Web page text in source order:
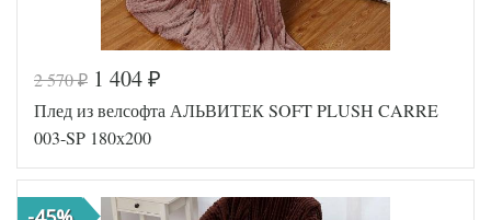
Код товара
546-344
Артикул
AL200092
5594897
покрывала
Ткань
Велсофт
АльВиТек
2 570₽ 1 404 ₽
Плед из велсофта АЛЬВИТЕК SOFT PLUSH CARRE
003-SP 180х200